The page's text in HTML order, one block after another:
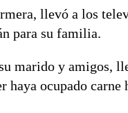
llevó a los
para su familia.
marido y amigos,
ocupado carne